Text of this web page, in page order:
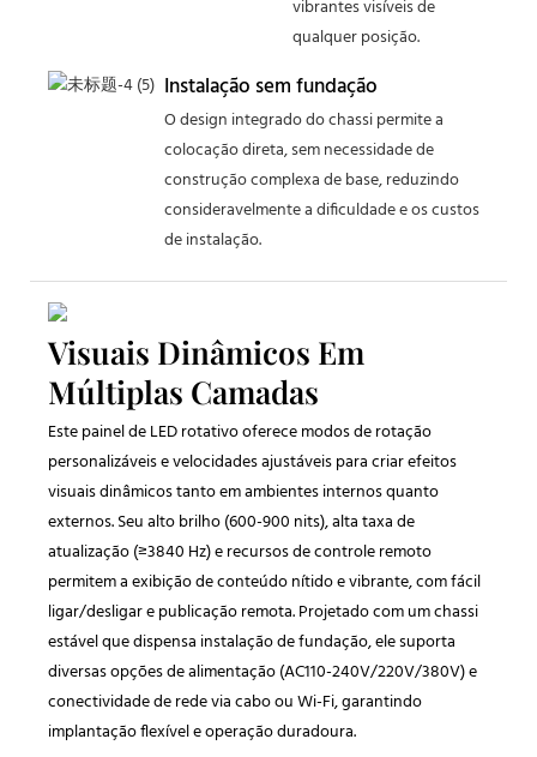
vibrantes visíveis de
qualquer posição.
Instalação sem fundação
O design integrado do chassi permite a
colocação direta, sem necessidade de
construção complexa de base, reduzindo
consideravelmente a dificuldade e os custos
de instalação.
Visuais Dinâmicos Em
Múltiplas Camadas
Este painel de LED rotativo oferece modos de rotação
personalizáveis ​​e velocidades ajustáveis ​​para criar efeitos
visuais dinâmicos tanto em ambientes internos quanto
externos. Seu alto brilho (600-900 nits), alta taxa de
atualização (≥3840 Hz) e recursos de controle remoto
permitem a exibição de conteúdo nítido e vibrante, com fácil
ligar/desligar e publicação remota. Projetado com um chassi
estável que dispensa instalação de fundação, ele suporta
diversas opções de alimentação (AC110-240V/220V/380V) e
conectividade de rede via cabo ou Wi-Fi, garantindo
implantação flexível e operação duradoura.